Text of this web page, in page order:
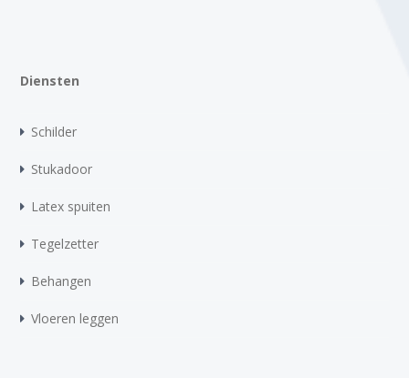
Diensten
Schilder
Stukadoor
Latex spuiten
Tegelzetter
Behangen
Vloeren leggen